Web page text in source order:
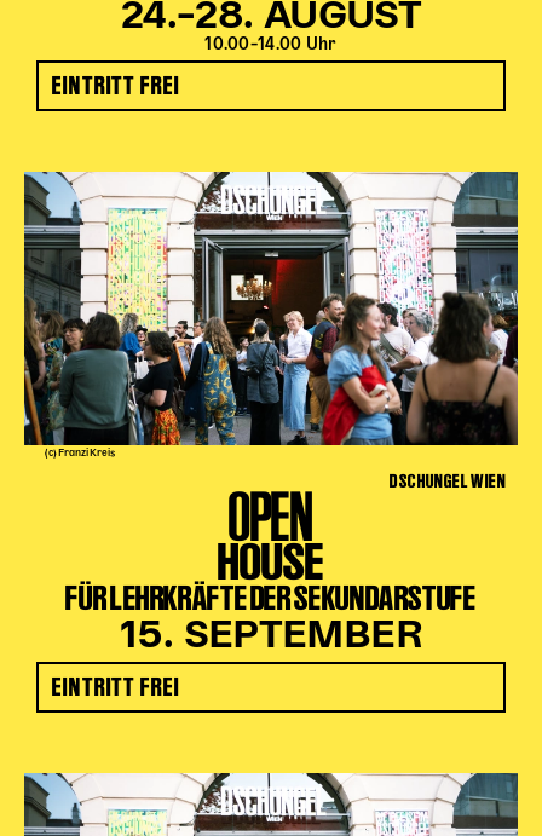
24.–28. AUGUST
10.00–14.00 Uhr
EINTRITT FREI
(c) Franzi Kreis
DSCHUNGEL WIEN
OPEN
HOUSE
FÜR LEHRKRÄFTE DER SEKUNDARSTUFE
15. SEPTEMBER
EINTRITT FREI